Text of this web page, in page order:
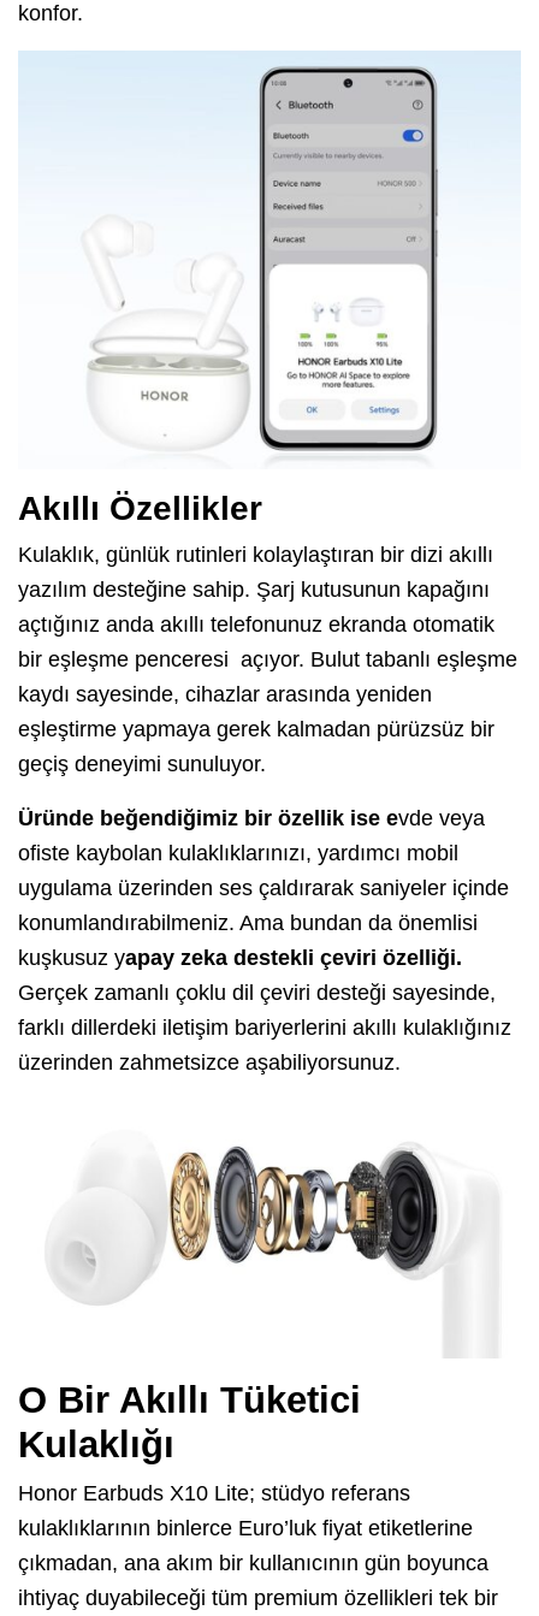
konfor.
Akıllı Özellikler
Kulaklık, günlük rutinleri kolaylaştıran bir dizi akıllı
yazılım desteğine sahip. Şarj kutusunun kapağını
açtığınız anda akıllı telefonunuz ekranda otomatik
bir eşleşme penceresi açıyor. Bulut tabanlı eşleşme
kaydı sayesinde, cihazlar arasında yeniden
eşleştirme yapmaya gerek kalmadan pürüzsüz bir
geçiş deneyimi sunuluyor.
Üründe beğendiğimiz bir özellik ise evde veya
ofiste kaybolan kulaklıklarınızı, yardımcı mobil
uygulama üzerinden ses çaldırarak saniyeler içinde
konumlandırabilmeniz. Ama bundan da önemlisi
kuşkusuz yapay zeka destekli çeviri özelliği.
Gerçek zamanlı çoklu dil çeviri desteği sayesinde,
farklı dillerdeki iletişim bariyerlerini akıllı kulaklığınız
üzerinden zahmetsizce aşabiliyorsunuz.
O Bir Akıllı Tüketici
Kulaklığı
Honor Earbuds X10 Lite; stüdyo referans
kulaklıklarının binlerce Euro’luk fiyat etiketlerine
çıkmadan, ana akım bir kullanıcının gün boyunca
ihtiyaç duyabileceği tüm premium özellikleri tek bir